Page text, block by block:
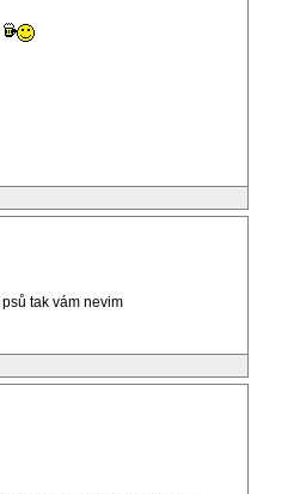
tak vám nevim